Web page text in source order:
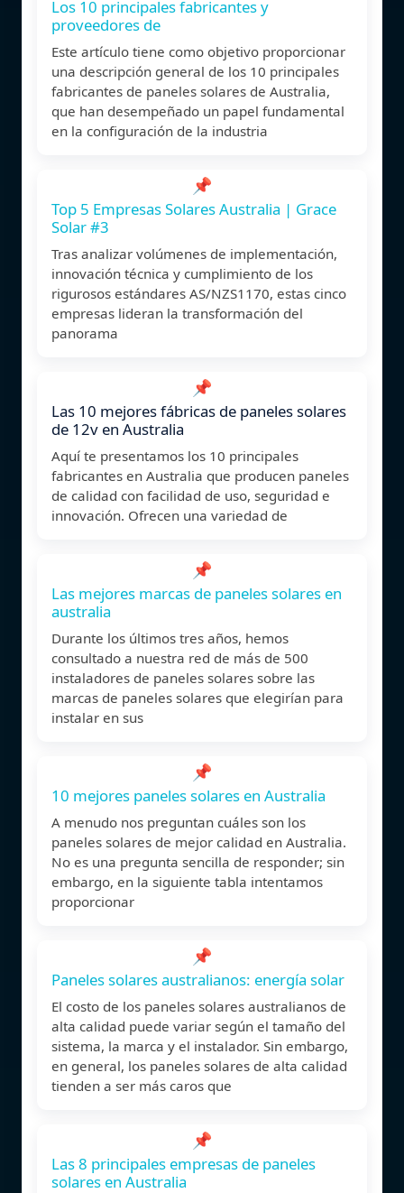
Los 10 principales fabricantes y
proveedores de
Este artículo tiene como objetivo proporcionar
una descripción general de los 10 principales
fabricantes de paneles solares de Australia,
que han desempeñado un papel fundamental
en la configuración de la industria
📌
Top 5 Empresas Solares Australia | Grace
Solar #3
Tras analizar volúmenes de implementación,
innovación técnica y cumplimiento de los
rigurosos estándares AS/NZS1170, estas cinco
empresas lideran la transformación del
panorama
📌
Las 10 mejores fábricas de paneles solares
de 12v en Australia
Aquí te presentamos los 10 principales
fabricantes en Australia que producen paneles
de calidad con facilidad de uso, seguridad e
innovación. Ofrecen una variedad de
📌
Las mejores marcas de paneles solares en
australia
Durante los últimos tres años, hemos
consultado a nuestra red de más de 500
instaladores de paneles solares sobre las
marcas de paneles solares que elegirían para
instalar en sus
📌
10 mejores paneles solares en Australia
A menudo nos preguntan cuáles son los
paneles solares de mejor calidad en Australia.
No es una pregunta sencilla de responder; sin
embargo, en la siguiente tabla intentamos
proporcionar
📌
Paneles solares australianos: energía solar
El costo de los paneles solares australianos de
alta calidad puede variar según el tamaño del
sistema, la marca y el instalador. Sin embargo,
en general, los paneles solares de alta calidad
tienden a ser más caros que
📌
Las 8 principales empresas de paneles
solares en Australia